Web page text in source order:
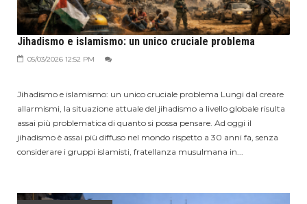
Jihadismo e islamismo: un unico cruciale problema
05/03/2026 12:52 PM
Jihadismo e islamismo: un unico cruciale problema Lungi dal creare
allarmismi, la situazione attuale del jihadismo a livello globale risulta
assai più problematica di quanto si possa pensare. Ad oggi il
jihadismo è assai più diffuso nel mondo rispetto a 30 anni fa, senza
considerare i gruppi islamisti, fratellanza musulmana in...